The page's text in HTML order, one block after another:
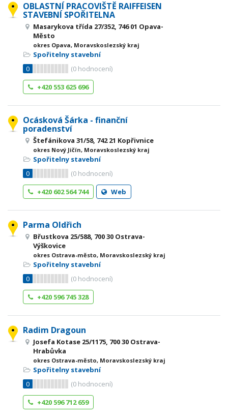
OBLASTNÍ PRACOVIŠTĚ RAIFFEISEN
STAVEBNÍ SPOŘITELNA
Masarykova třída 27/352, 746 01 Opava-
Město
okres Opava, Moravskoslezský kraj
Spořitelny stavební
0
(0 hodnocení)
+420 553 625 696
Ocásková Šárka - finanční
poradenství
Štefánikova 31/58, 742 21 Kopřivnice
okres Nový Jičín, Moravskoslezský kraj
Spořitelny stavební
0
(0 hodnocení)
+420 602 564 744
Web
Parma Oldřich
Břustkova 25/588, 700 30 Ostrava-
Výškovice
okres Ostrava-město, Moravskoslezský kraj
Spořitelny stavební
0
(0 hodnocení)
+420 596 745 328
Radim Dragoun
Josefa Kotase 25/1175, 700 30 Ostrava-
Hrabůvka
okres Ostrava-město, Moravskoslezský kraj
Spořitelny stavební
0
(0 hodnocení)
+420 596 712 659